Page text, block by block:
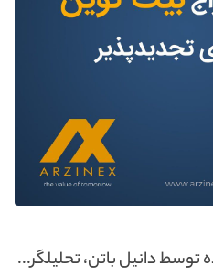
دانیل باتن، تحلیلگر...